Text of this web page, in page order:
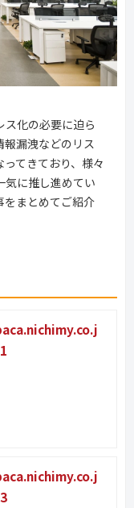
ス化の必要に迫ら
報漏洩などのリス
てきており、様々
気に推し進めてい
をまとめてご紹介